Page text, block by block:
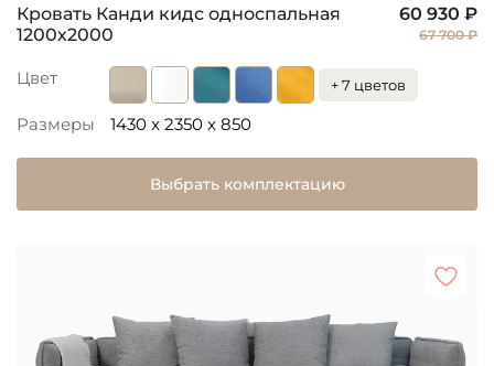
Кровать Канди кидс односпальная
1200х2000
60 930 ₽
67 700 ₽
Цвет + 7 цветов
Размеры 1430 x 2350 x 850
Выбрать комплектацию